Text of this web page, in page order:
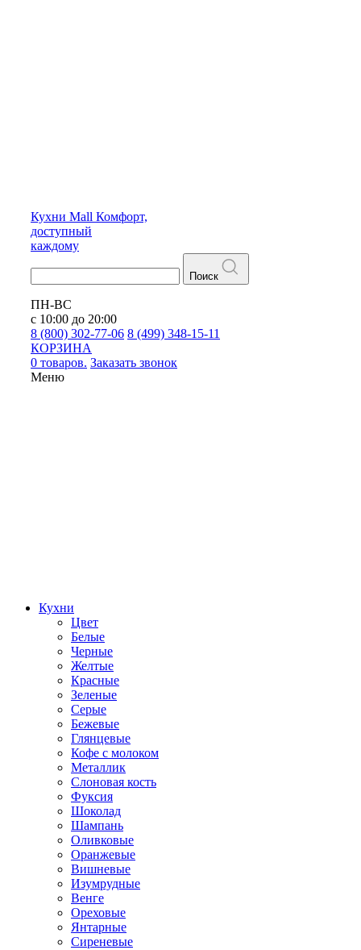
Кухни Mall Комфорт,
доступный
каждому
Поиск
ПН-ВС
с 10:00 до 20:00
8 (800) 302-77-06 8 (499) 348-15-11
КОРЗИНА
0 товаров. Заказать звонок
Меню
Кухни
Цвет
Белые
Черные
Желтые
Красные
Зеленые
Серые
Бежевые
Глянцевые
Кофе с молоком
Металлик
Слоновая кость
Фуксия
Шоколад
Шампань
Оливковые
Оранжевые
Вишневые
Изумрудные
Венге
Ореховые
Янтарные
Сиреневые